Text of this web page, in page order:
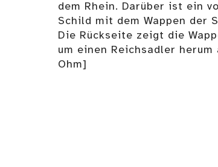
dem Rhein. Darüber ist ein
Schild mit dem Wappen der
Die Rückseite zeigt die
um einen Reichsadler
Ohm]